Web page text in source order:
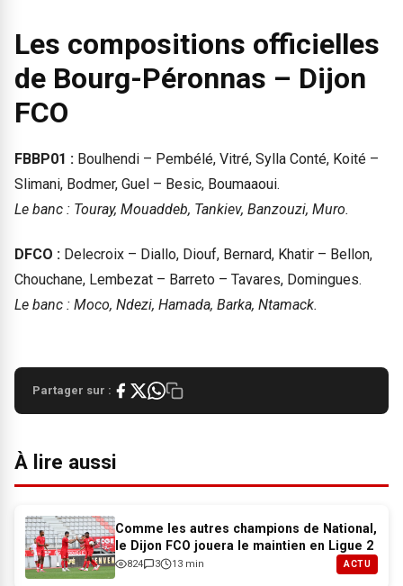
Les compositions officielles
de Bourg-Péronnas – Dijon
FCO
FBBP01 : Boulhendi – Pembélé, Vitré, Sylla Conté, Koité –
Slimani, Bodmer, Guel – Besic, Boumaaoui.
Le banc : Touray, Mouaddeb, Tankiev, Banzouzi, Muro.
DFCO : Delecroix – Diallo, Diouf, Bernard, Khatir – Bellon,
Chouchane, Lembezat – Barreto – Tavares, Domingues.
Le banc : Moco, Ndezi, Hamada, Barka, Ntamack.
Partager sur :
À lire aussi
Comme les autres champions de National,
le Dijon FCO jouera le maintien en Ligue 2
824 3 13 min ACTU